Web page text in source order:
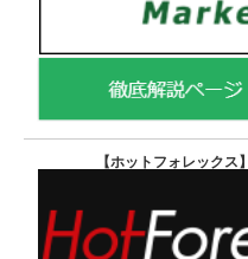
【ホットフォレックス】